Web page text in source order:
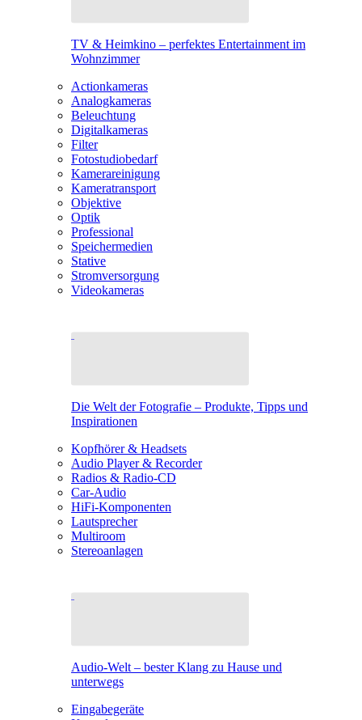
TV & Heimkino – perfektes Entertainment im
Wohnzimmer
Actionkameras
Analogkameras
Beleuchtung
Digitalkameras
Filter
Fotostudiobedarf
Kamerareinigung
Kameratransport
Objektive
Optik
Professional
Speichermedien
Stative
Stromversorgung
Videokameras
Die Welt der Fotografie – Produkte, Tipps und
Inspirationen
Kopfhörer & Headsets
Audio Player & Recorder
Radios & Radio-CD
Car-Audio
HiFi-Komponenten
Lautsprecher
Multiroom
Stereoanlagen
Audio-Welt – bester Klang zu Hause und
unterwegs
Eingabegeräte